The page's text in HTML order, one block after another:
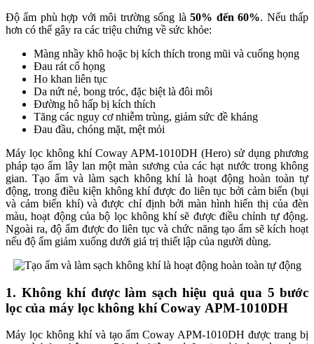
Độ ẩm phù hợp với môi trường sống là50% đến 60%. Nếu thấp
hơn có thể gây ra các triệu chứng về sức khỏe:
Màng nhầy khô hoặc bị kích thích trong mũi và cuống họng
Đau rát cổ họng
Ho khan liên tục
Da nứt nẻ, bong tróc, đặc biệt là đôi môi
Đường hô hấp bị kích thích
Tăng các nguy cơ nhiễm trùng, giảm sức đề kháng
Đau đầu, chóng mặt, mệt mỏi
Máy lọc không khí Coway APM-1010DH (Hero) sử dụng phương
pháp tạo ẩm lây lan một màn sương của các hạt nước trong không
gian. Tạo ẩm và làm sạch không khí là hoạt động hoàn toàn tự
động, trong điều kiện không khí được đo liên tục bởi cảm biến (bụi
và cảm biến khí) và được chỉ định bởi màn hình hiển thị của đèn
màu, hoạt động của bộ lọc không khí sẽ được điều chỉnh tự động.
Ngoài ra, độ ẩm được đo liên tục và chức năng tạo ẩm sẽ kích hoạt
nếu độ ẩm giảm xuống dưới giá trị thiết lập của người dùng.
1. Không khí được làm sạch hiệu quả qua 5 bước
lọc của máy lọc không khí Coway APM-1010DH
Máy lọc không khí và tạo ẩm Coway APM-1010DH được trang bị